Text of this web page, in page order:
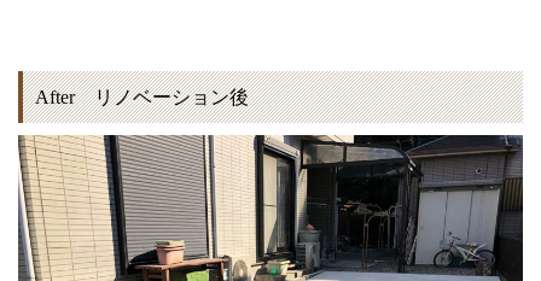
After リノベーション後